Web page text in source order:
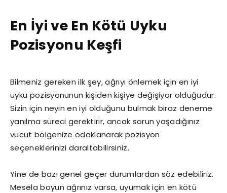
En İyi ve En Kötü Uyku
Pozisyonu Keşfi
Bilmeniz gereken ilk şey, ağrıyı önlemek için en iyi
uyku pozisyonunun kişiden kişiye değişiyor olduğudur.
Sizin için neyin en iyi olduğunu bulmak biraz deneme
yanılma süreci gerektirir, ancak sorun yaşadığınız
vücut bölgenize odaklanarak pozisyon
seçeneklerinizi daraltabilirsiniz.
Yine de bazı genel geçer durumlardan söz edebiliriz.
Mesela boyun ağrınız varsa, uyumak için en kötü